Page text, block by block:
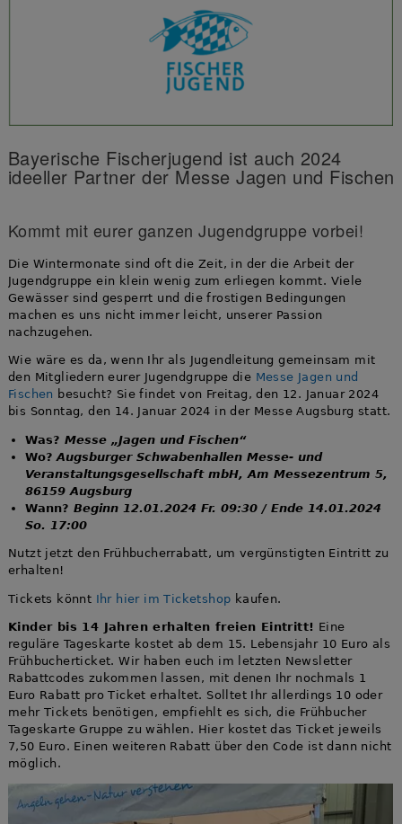
Bayerische Fischerjugend ist auch 2024
ideeller Partner der Messe Jagen und Fischen
Kommt mit eurer ganzen Jugendgruppe vorbei!
Die Wintermonate sind oft die Zeit, in der die Arbeit der
Jugendgruppe ein klein wenig zum erliegen kommt. Viele
Gewässer sind gesperrt und die frostigen Bedingungen
machen es uns nicht immer leicht, unserer Passion
nachzugehen.
Wie wäre es da, wenn Ihr als Jugendleitung gemeinsam mit
den Mitgliedern eurer Jugendgruppe die Messe Jagen und
Fischen besucht? Sie findet von Freitag, den 12. Januar 2024
bis Sonntag, den 14. Januar 2024 in der Messe Augsburg statt.
Was? Messe „Jagen und Fischen“
Wo? Augsburger Schwabenhallen Messe- und
Veranstaltungsgesellschaft mbH, Am Messezentrum 5,
86159 Augsburg
Wann? Beginn 12.01.2024 Fr. 09:30 / Ende 14.01.2024
So. 17:00
Nutzt jetzt den Frühbucherrabatt, um vergünstigten Eintritt zu
erhalten!
Tickets könnt Ihr hier im Ticketshop kaufen.
Kinder bis 14 Jahren erhalten freien Eintritt! Eine
reguläre Tageskarte kostet ab dem 15. Lebensjahr 10 Euro als
Frühbucherticket. Wir haben euch im letzten Newsletter
Rabattcodes zukommen lassen, mit denen Ihr nochmals 1
Euro Rabatt pro Ticket erhaltet. Solltet Ihr allerdings 10 oder
mehr Tickets benötigen, empfiehlt es sich, die Frühbucher
Tageskarte Gruppe zu wählen. Hier kostet das Ticket jeweils
7,50 Euro. Einen weiteren Rabatt über den Code ist dann nicht
möglich.